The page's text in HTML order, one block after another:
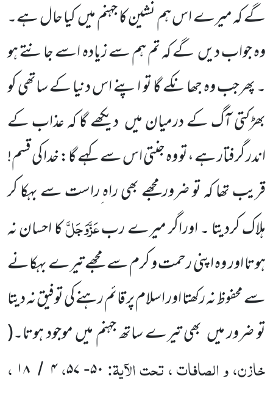
گے کہ میرے اس ہم نشین کا جہنم میں کیا حال ہے۔
وہ جواب دیں گے کہ تم ہم سے زیادہ اسے جانتے ہو
۔ پھرجب وہ جھانکے گا تو اپنے اس دنیا کے ساتھی کو
بھڑکتی آگ کے درمیان میں دیکھے گا کہ عذاب کے
اندر گرفتار ہے ،تو وہ جنتی اس سے کہے گا: خدا کی قسم!
قریب تھا کہ تو ضرورمجھے بھی راہ ِراست سے بہکا کر
ہلاک کردیتا ۔ اوراگر میرے ربعَزَّوَجَلَّکا احسان نہ
ہوتا اور وہ اپنی رحمت و کرم سے مجھے تیرے بہکانے
سے محفوظ نہ رکھتا اور اسلام پر قائم رہنے کی توفیق نہ دیتا
تو ضرور میں بھی تیرے ساتھ جہنم میں موجود ہوتا۔(
خازن، و الصافات ، تحت الآیۃ: ۵۰- ۵۷،۴ /۱۸ ،